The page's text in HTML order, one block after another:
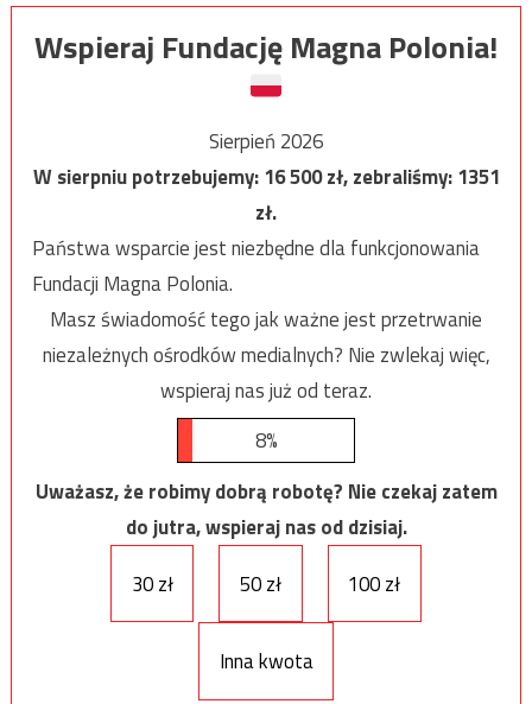
Wspieraj Fundację Magna Polonia!
Sierpień 2026
W sierpniu potrzebujemy:16 500zł, zebraliśmy:1351
zł.
Państwa wsparcie jest niezbędne dla funkcjonowania
Fundacji Magna Polonia.
Masz świadomość tego jak ważne jest przetrwanie
niezależnych ośrodków medialnych? Nie zwlekaj więc,
wspieraj nas już od teraz.
8%
Uważasz, że robimy dobrą robotę? Nie czekaj zatem
do jutra, wspieraj nas od dzisiaj.
30 zł
50 zł 100 zł
Inna kwota